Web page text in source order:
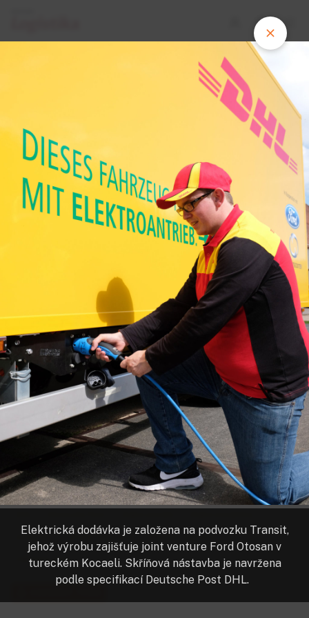
Ford zahájil výrobu největší
elektrododávky StreetScooter pro
Deutsche Post. Menší verze si DP
DHL vyrábí ve vlastních továrnách
Ford vyrábí pro DP DHL jeho největší nákladní elektrovozy
StreetScooter.
ALEXANDER BERTRAMSABERTRA4@FORD.COM
12. 10. 201816:46 PŘEHRÁT ČLÁNEK
ODEBÍRAT AUTORA
dodávka silniční doprava nákladní doprava
nákladní auto
Elektrická dodávka je založena na podvozku Transit,
jehož výrobu zajišťuje joint venture Ford Otosan v
tureckém Kocaeli. Skříňová nástavba je navržena
podle specifikací Deutsche Post DHL.